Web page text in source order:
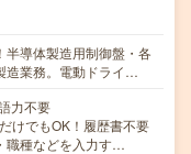
半導体製造用制御盤・各
造業務。電動ドライ…
力不要
けでもOK！履歴書不要
職種などを入力す…